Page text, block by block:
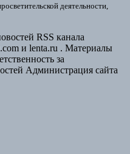
деятельности,
RSS канала
и lenta.ru . Материалы
за
Администрация сайта